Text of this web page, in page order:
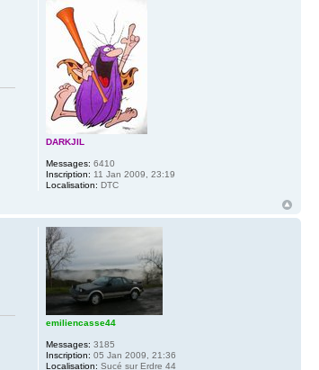
DARKJIL
Messages: 6410
Inscription: 11 Jan 2009, 23:19
Localisation: DTC
emiliencasse44
Messages: 3185
Inscription: 05 Jan 2009, 21:36
Localisation: Sucé sur Erdre 44